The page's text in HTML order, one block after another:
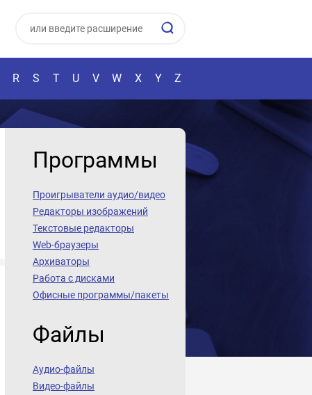
R S T U V W X Y Z
Программы
Проигрыватели аудио/видео
Редакторы изображений
Текстовые редакторы
Web-браузеры
Архиваторы
Работа с дисками
Офисные программы/пакеты
Файлы
Аудио-файлы
Видео-файлы